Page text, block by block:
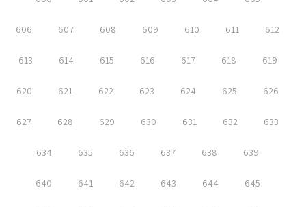
606 607 608 609 610 611 612
613 614 615 616 617 618 619
620 621 622 623 624 625 626
627 628 629 630 631 632 633
634 635 636 637 638 639
640 641 642 643 644 645